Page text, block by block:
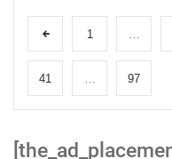
1
41 97